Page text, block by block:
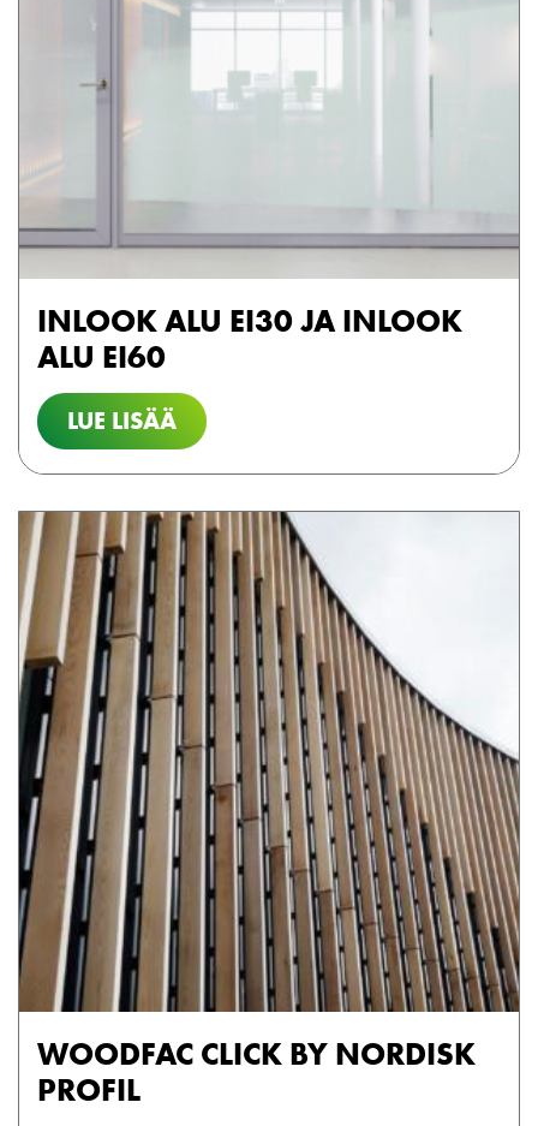
INLOOK ALU EI30 JA INLOOK
ALU EI60
LUE LISÄÄ
WOODFAC CLICK BY NORDISK
PROFIL